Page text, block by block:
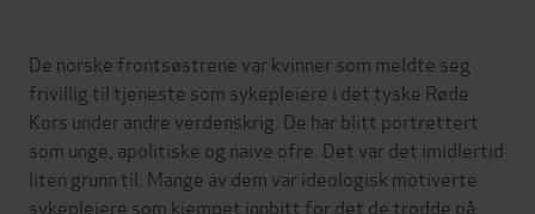
De norske frontsøstrene var kvinner som meldte seg
frivillig til tjeneste som sykepleiere i det tyske Røde
Kors under andre verdenskrig. De har blitt portrettert
som unge, apolitiske og naive ofre. Det var det imidlertid
liten grunn til. Mange av dem var ideologisk motiverte
sykepleiere som kjempet innbitt for det de trodde på: